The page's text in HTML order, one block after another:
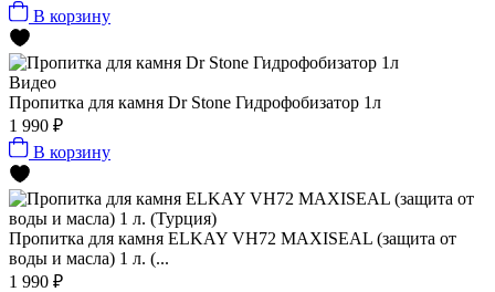
В корзину
Видео
Пропитка для камня Dr Stone Гидрофобизатор 1л
1 990 ₽
В корзину
Пропитка для камня ELKAY VH72 MAXISEAL (защита от
воды и масла) 1 л. (...
1 990 ₽